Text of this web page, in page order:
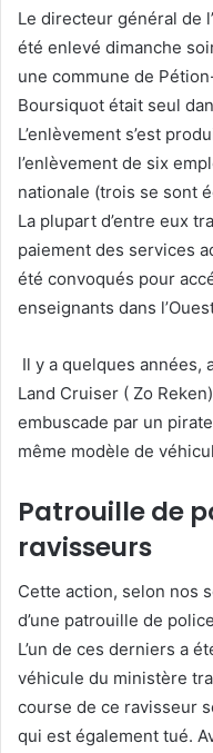
Le directeur général de
été enlevé dimanche
une commune de
Boursiquot était seul
L’enlèvement s’est
l’enlèvement de six
nationale (trois se sont
La plupart d’entre eux
paiement des services
été convoqués pour
enseignants dans
Il y a quelques années,
Land Cruiser ( Zo
embuscade par un
même modèle de
Patrouille de
ravisseurs
Cette action, selon nos
d’une patrouille de
L’un de ces derniers a
véhicule du ministère
course de ce ravisseur
qui est également tué.